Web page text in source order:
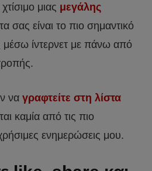
μιας μεγάλης
σας είναι το πιο σημαντικό
μέσω ίντερνετ με πάνω από
να γραφτείτε στη λίστα
καμία από τις πιο
ενημερώσεις μου.